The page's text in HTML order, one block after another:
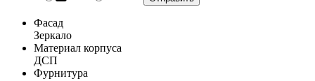
Фасад
Зеркало
Материал корпуса
ДСП
Фурнитура